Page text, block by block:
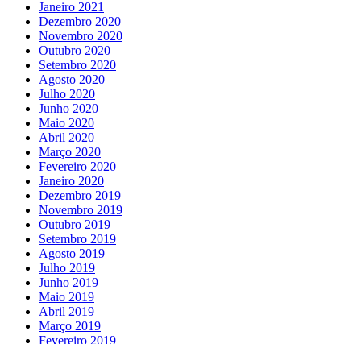
Janeiro 2021
Dezembro 2020
Novembro 2020
Outubro 2020
Setembro 2020
Agosto 2020
Julho 2020
Junho 2020
Maio 2020
Abril 2020
Março 2020
Fevereiro 2020
Janeiro 2020
Dezembro 2019
Novembro 2019
Outubro 2019
Setembro 2019
Agosto 2019
Julho 2019
Junho 2019
Maio 2019
Abril 2019
Março 2019
Fevereiro 2019